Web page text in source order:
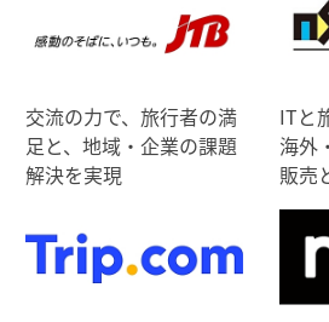
交流の力で、旅行者の満
足と、地域・企業の課題
解決を実現
ITと
海外
販売